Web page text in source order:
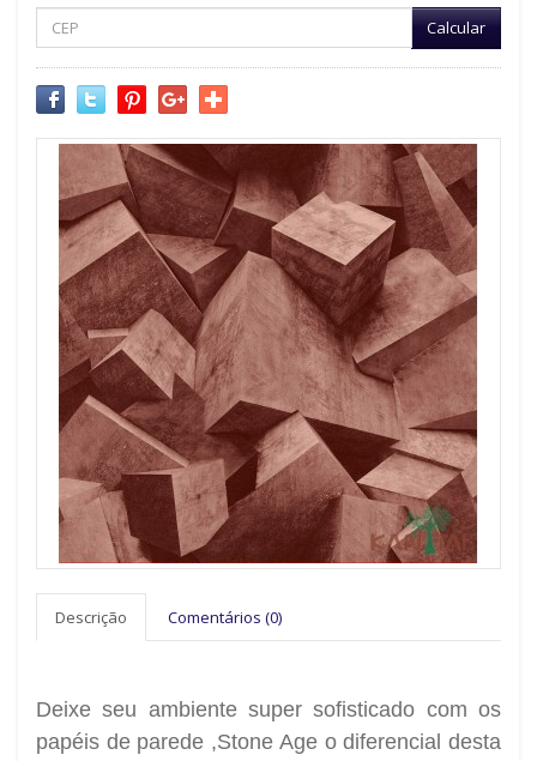
Calcular
Descrição Comentários (0)
Deixe seu ambiente super sofisticado com os
papéis de parede ,Stone Age o diferencial desta